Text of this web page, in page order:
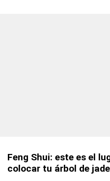
Feng Shui: este es el
colocar tu árbol de